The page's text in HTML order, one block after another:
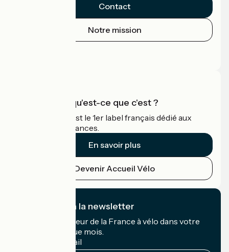
Contact
Notre mission
Accueil Vélo qu'est-ce que c'est ?
Accueil Vélo c'est le 1er label français dédié aux
cyclistes en vacances.
En savoir plus
Devenir Accueil Vélo
Je m'abonne à la newsletter
Recevez le meilleur de la France à vélo dans votre
boîte mail chaque mois.
Mon adresse mail